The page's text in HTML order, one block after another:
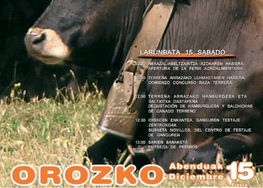
Iragarki-taula
Lursail Market